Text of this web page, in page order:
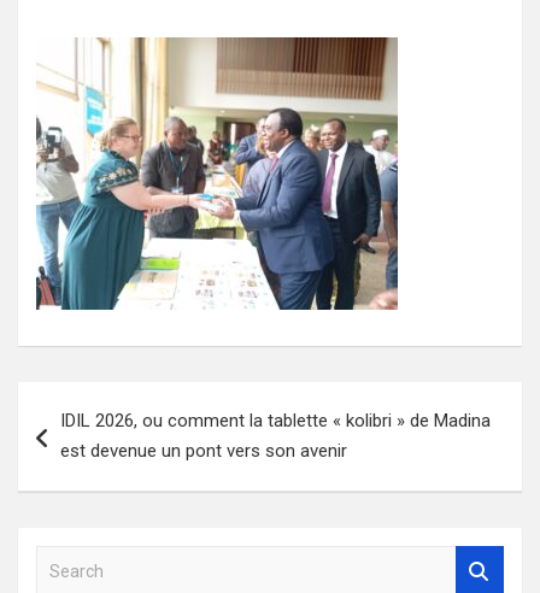
de
IDIL 2026, ou comment la tablette « kolibri » de Madina
est devenue un pont vers son avenir